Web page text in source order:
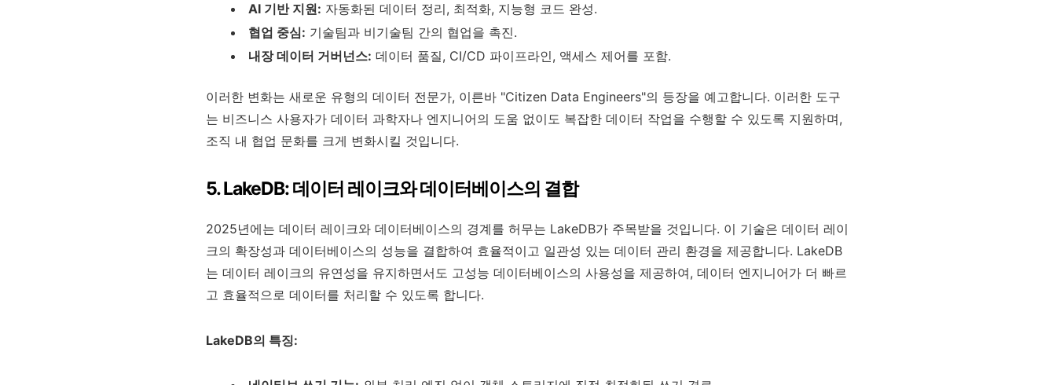
AI 기반 지원: 자동화된 데이터 정리, 최적화, 지능형 코드 완성.
협업 중심: 기술팀과 비기술팀 간의 협업을 촉진.
내장 데이터 거버넌스: 데이터 품질, CI/CD 파이프라인, 액세스 제어를 포함.
이러한 변화는 새로운 유형의 데이터 전문가, 이른바 "Citizen Data Engineers"의 등장을 예고합니다. 이러한 도구
는 비즈니스 사용자가 데이터 과학자나 엔지니어의 도움 없이도 복잡한 데이터 작업을 수행할 수 있도록 지원하며,
조직 내 협업 문화를 크게 변화시킬 것입니다.
5. LakeDB: 데이터 레이크와 데이터베이스의 결합
2025년에는 데이터 레이크와 데이터베이스의 경계를 허무는 LakeDB가 주목받을 것입니다. 이 기술은 데이터 레이
크의 확장성과 데이터베이스의 성능을 결합하여 효율적이고 일관성 있는 데이터 관리 환경을 제공합니다. LakeDB
는 데이터 레이크의 유연성을 유지하면서도 고성능 데이터베이스의 사용성을 제공하여, 데이터 엔지니어가 더 빠르
고 효율적으로 데이터를 처리할 수 있도록 합니다.
LakeDB의 특징: